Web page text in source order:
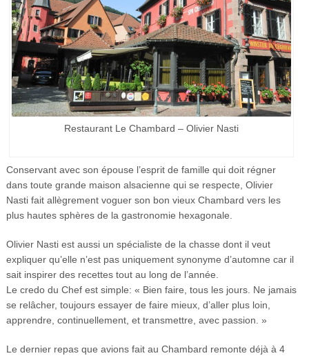
Restaurant Le Chambard – Olivier Nasti
Conservant avec son épouse l’esprit de famille qui doit régner
dans toute grande maison alsacienne qui se respecte, Olivier
Nasti fait allègrement voguer son bon vieux Chambard vers les
plus hautes sphères de la gastronomie hexagonale.
Olivier Nasti est aussi un spécialiste de la chasse dont il veut
expliquer qu’elle n’est pas uniquement synonyme d’automne car il
sait inspirer des recettes tout au long de l’année.
Le credo du Chef est simple: « Bien faire, tous les jours. Ne jamais
se relâcher, toujours essayer de faire mieux, d’aller plus loin,
apprendre, continuellement, et transmettre, avec passion. »
Le dernier repas que avions fait au Chambard remonte déjà à 4